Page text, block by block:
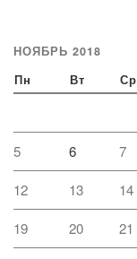
НОЯБРЬ 2018
Пн Вт Ср
5 6 7
12 13 14
19 20 21